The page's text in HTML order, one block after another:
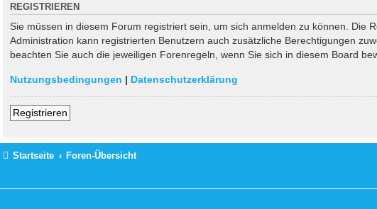
REGISTRIEREN
Sie müssen in diesem Forum registriert sein, um sich anmelden zu können. Die
Administration kann registrierten Benutzern auch zusätzliche Berechtigungen
beachten Sie auch die jeweiligen Forenregeln, wenn Sie sich in diesem Board
Nutzungsbedingungen | Datenschutzerklärung
Registrieren
Startseite Foren-Übersicht